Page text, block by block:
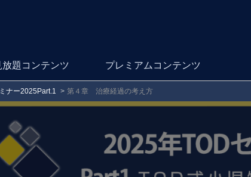
放題コンテンツ プレミアムコンテンツ
ナー2025Part.1 第４章 治療経過の考え方